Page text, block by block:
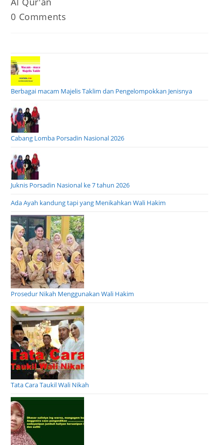
Post
0 Comments
Berbagai macam Majelis Taklim dan Pengelompokkan Jenisnya
Cabang Lomba Porsadin Nasional 2026
Juknis Porsadin Nasional ke 7 tahun 2026
Ada Ayah kandung tapi yang Menikahkan Wali Hakim
Prosedur Nikah Menggunakan Wali Hakim
Tata Cara Taukil Wali Nikah